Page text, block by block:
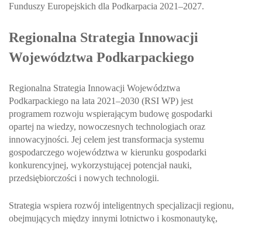
Funduszy Europejskich dla Podkarpacia 2021–2027.
Regionalna Strategia Innowacji
Województwa Podkarpackiego
Regionalna Strategia Innowacji Województwa
Podkarpackiego na lata 2021–2030 (RSI WP) jest
programem rozwoju wspierającym budowę gospodarki
opartej na wiedzy, nowoczesnych technologiach oraz
innowacyjności. Jej celem jest transformacja systemu
gospodarczego województwa w kierunku gospodarki
konkurencyjnej, wykorzystującej potencjał nauki,
przedsiębiorczości i nowych technologii.
Strategia wspiera rozwój inteligentnych specjalizacji regionu,
obejmujących między innymi lotnictwo i kosmonautykę,